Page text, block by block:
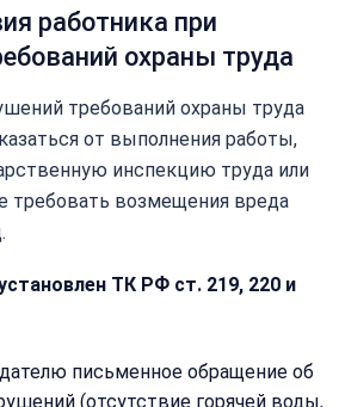
работника при
охраны труда
требований охраны труда
от выполнения работы,
инспекцию труда или
требовать возмещения вреда
ТК РФ ст. 219, 220 и
письменное обращение об
(отсутствие горячей воды,